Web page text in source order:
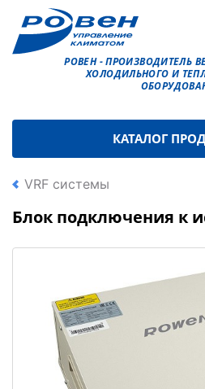
РОВЕН - ПРОИЗВОДИТЕЛЬ
ХОЛОДИЛЬНОГО И
КАТАЛОГ
VRF системы
Блок подключения к